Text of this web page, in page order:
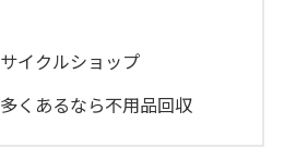
イクルショップ
くあるなら不用品回収